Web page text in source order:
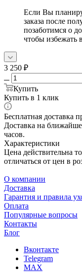
Если Вы
заказа после
позаботимся о
чтобы избежать
3 250 ₽
Купить
Купить в 1 клик
Бесплатная доставка
Доставка на
часов.
Характеристики
Цена действительна
отличаться от цен в
О компании
Доставка
Гарантия и правила
Оплата
Популярные вопросы
Контакты
Блог
Вконтакте
Telegram
MAX